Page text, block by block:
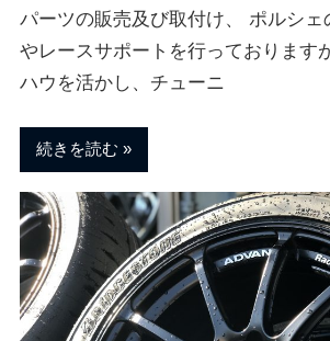
ま
す
パーツの販売及び取付け、 ポルシェ
やレースサポートを行っております
ハウを活かし、チューニ
続きを読む